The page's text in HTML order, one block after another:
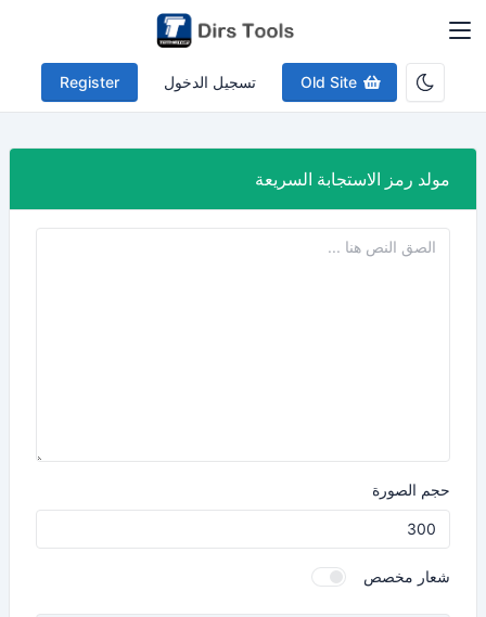
Old Site تسجيل الدخول Register
مولد رمز الاستجابة السريعة
حجم الصورة
شعار مخصص